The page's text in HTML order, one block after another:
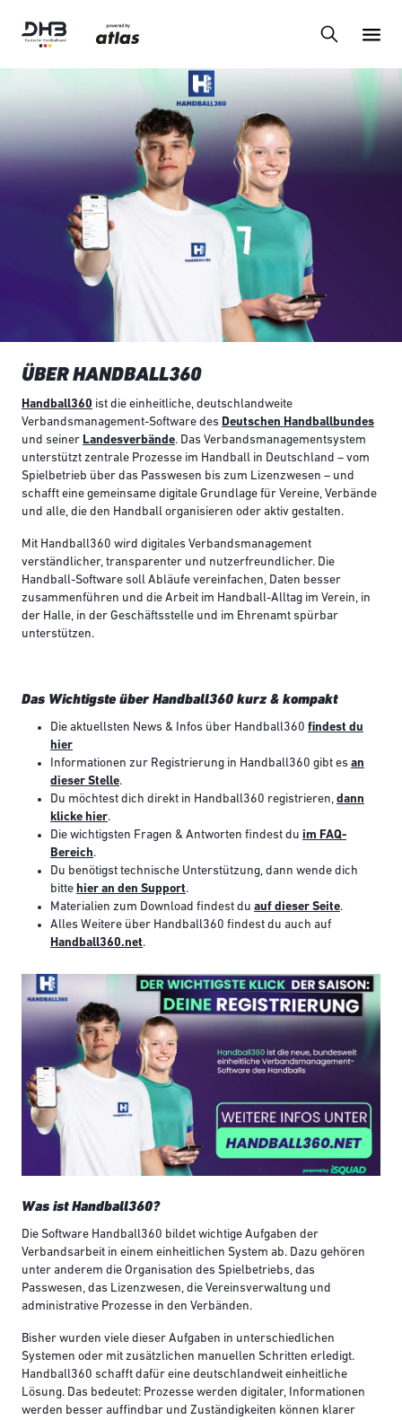
ÜBER HANDBALL360
Handball360 ist die einheitliche, deutschlandweite
Verbandsmanagement-Software des Deutschen Handballbundes
und seiner Landesverbände. Das Verbandsmanagementsystem
unterstützt zentrale Prozesse im Handball in Deutschland – vom
Spielbetrieb über das Passwesen bis zum Lizenzwesen – und
schafft eine gemeinsame digitale Grundlage für Vereine, Verbände
und alle, die den Handball organisieren oder aktiv gestalten.
Mit Handball360 wird digitales Verbandsmanagement
verständlicher, transparenter und nutzerfreundlicher. Die
Handball-Software soll Abläufe vereinfachen, Daten besser
zusammenführen und die Arbeit im Handball-Alltag im Verein, in
der Halle, in der Geschäftsstelle und im Ehrenamt spürbar
unterstützen.
Das Wichtigste über Handball360 kurz & kompakt
Die aktuellsten News & Infos über Handball360 findest du
hier
Informationen zur Registrierung in Handball360 gibt es an
dieser Stelle.
Du möchtest dich direkt in Handball360 registrieren, dann
klicke hier.
Die wichtigsten Fragen & Antworten findest du im FAQ-
Bereich.
Du benötigst technische Unterstützung, dann wende dich
bitte hier an den Support.
Materialien zum Download findest du auf dieser Seite.
Alles Weitere über Handball360 findest du auch auf
Handball360.net.
Bild
Was ist Handball360?
Die Software Handball360 bildet wichtige Aufgaben der
Verbandsarbeit in einem einheitlichen System ab. Dazu gehören
unter anderem die Organisation des Spielbetriebs, das
Passwesen, das Lizenzwesen, die Vereinsverwaltung und
administrative Prozesse in den Verbänden.
Bisher wurden viele dieser Aufgaben in unterschiedlichen
Systemen oder mit zusätzlichen manuellen Schritten erledigt.
Handball360 schafft dafür eine deutschlandweit einheitliche
Lösung. Das bedeutet: Prozesse werden digitaler, Informationen
werden besser auffindbar und Zuständigkeiten können klarer